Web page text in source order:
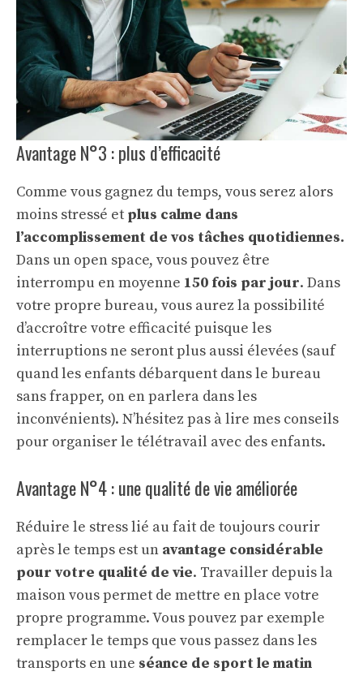
Avantage N°3 : plus d’efficacité
Comme vous gagnez du temps, vous serez alors
moins stressé et plus calme dans
l’accomplissement de vos tâches quotidiennes.
Dans un open space, vous pouvez être
interrompu en moyenne 150 fois par jour. Dans
votre propre bureau, vous aurez la possibilité
d’accroître votre efficacité puisque les
interruptions ne seront plus aussi élevées (sauf
quand les enfants débarquent dans le bureau
sans frapper, on en parlera dans les
inconvénients). N’hésitez pas à lire mes conseils
pour organiser le télétravail avec des enfants.
Avantage N°4 : une qualité de vie améliorée
Réduire le stress lié au fait de toujours courir
après le temps est un avantage considérable
pour votre qualité de vie. Travailler depuis la
maison vous permet de mettre en place votre
propre programme. Vous pouvez par exemple
remplacer le temps que vous passez dans les
transports en une séance de sport le matin